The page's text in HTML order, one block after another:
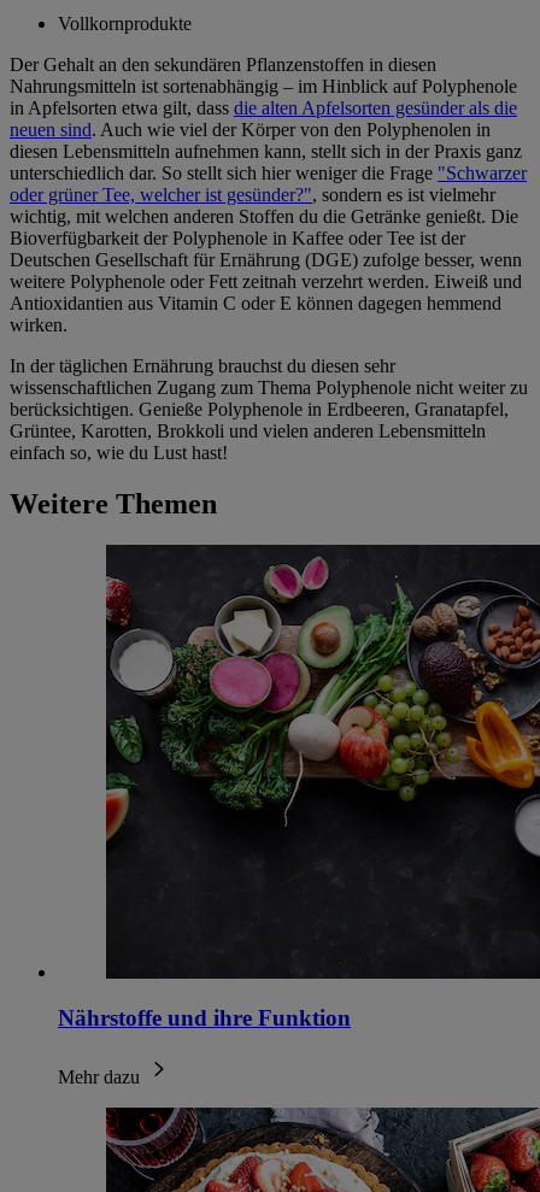
Vollkornprodukte
Der Gehalt an den sekundären Pflanzenstoffen in diesen
Nahrungsmitteln ist sortenabhängig – im Hinblick auf Polyphenole
in Apfelsorten etwa gilt, dass die alten Apfelsorten gesünder als die
neuen sind. Auch wie viel der Körper von den Polyphenolen in
diesen Lebensmitteln aufnehmen kann, stellt sich in der Praxis ganz
unterschiedlich dar. So stellt sich hier weniger die Frage "Schwarzer
oder grüner Tee, welcher ist gesünder?", sondern es ist vielmehr
wichtig, mit welchen anderen Stoffen du die Getränke genießt. Die
Bioverfügbarkeit der Polyphenole in Kaffee oder Tee ist der
Deutschen Gesellschaft für Ernährung (DGE) zufolge besser, wenn
weitere Polyphenole oder Fett zeitnah verzehrt werden. Eiweiß und
Antioxidantien aus Vitamin C oder E können dagegen hemmend
wirken.
In der täglichen Ernährung brauchst du diesen sehr
wissenschaftlichen Zugang zum Thema Polyphenole nicht weiter zu
berücksichtigen. Genieße Polyphenole in Erdbeeren, Granatapfel,
Grüntee, Karotten, Brokkoli und vielen anderen Lebensmitteln
einfach so, wie du Lust hast!
Weitere Themen
Nährstoffe und ihre Funktion
Mehr dazu